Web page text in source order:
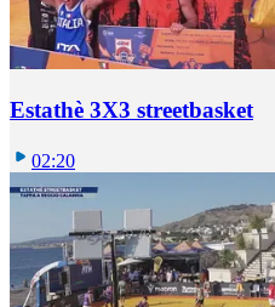
Estathè 3X3 streetbasket
02:20